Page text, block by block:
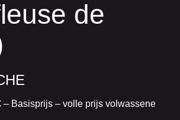
de
– Basisprijs – volle prijs volwassene